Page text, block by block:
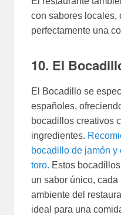
con sabores locales,
perfectamente una
10. El
El Bocadillo se
españoles,
bocadillos creativos
ingredientes.
bocadillo de jamón
toro. Estos
un sabor único, cada
ambiente del
ideal para una